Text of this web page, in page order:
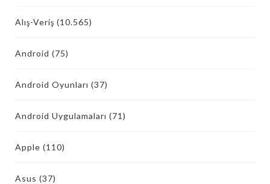
Alış-Veriş (10.565)
Android (75)
Android Oyunları (37)
Android Uygulamaları (71)
Apple (110)
Asus (37)